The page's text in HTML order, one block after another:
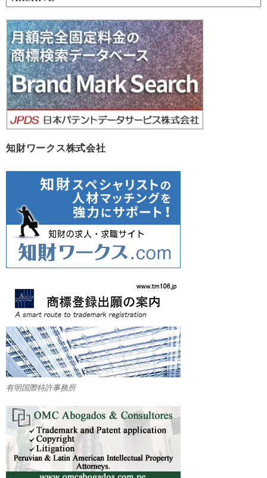
ー
カ
イ
ブ
知財ワークス株式会社
有明国際特許事務所